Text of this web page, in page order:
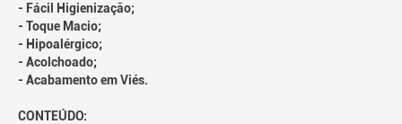
- Fácil Higienização;
- Toque Macio;
- Hipoalérgico;
- Acolchoado;
- Acabamento em Viés.
CONTEÚDO: